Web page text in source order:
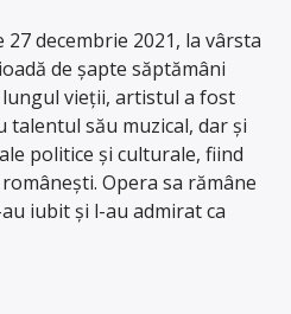
decembrie 2021, la vârsta
de șapte săptămâni
vieții, artistul a fost
său muzical, dar și
politice și culturale, fiind
Opera sa rămâne
iubit și l-au admirat ca